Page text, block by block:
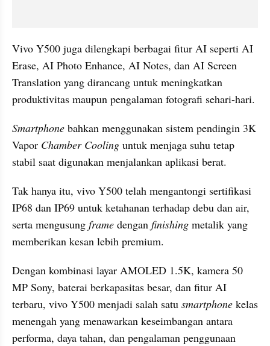
Vivo Y500 juga dilengkapi berbagai fitur AI seperti AI
Erase, AI Photo Enhance, AI Notes, dan AI Screen
Translation yang dirancang untuk meningkatkan
produktivitas maupun pengalaman fotografi sehari-hari.
Smartphone bahkan menggunakan sistem pendingin 3K
Vapor Chamber Cooling untuk menjaga suhu tetap
stabil saat digunakan menjalankan aplikasi berat.
Tak hanya itu, vivo Y500 telah mengantongi sertifikasi
IP68 dan IP69 untuk ketahanan terhadap debu dan air,
serta mengusung frame dengan finishing metalik yang
memberikan kesan lebih premium.
Dengan kombinasi layar AMOLED 1.5K, kamera 50
MP Sony, baterai berkapasitas besar, dan fitur AI
terbaru, vivo Y500 menjadi salah satu smartphone kelas
menengah yang menawarkan keseimbangan antara
performa, daya tahan, dan pengalaman penggunaan